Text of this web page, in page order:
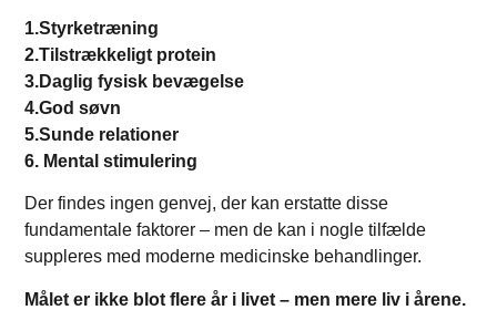
1.Styrketræning
2.Tilstrækkeligt protein
3.Daglig fysisk bevægelse
4.God søvn
5.Sunde relationer
6. Mental stimulering
Der findes ingen genvej, der kan erstatte disse
fundamentale faktorer – men de kan i nogle tilfælde
suppleres med moderne medicinske behandlinger.
Målet er ikke blot flere år i livet – men mere liv i årene.